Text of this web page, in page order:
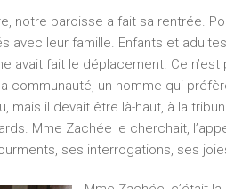
notre paroisse a fait sa rentrée.
avec leur famille. Enfants et
avait fait le déplacement. Ce n’est
communauté, un homme qui
mais il devait être là-haut, à la
Mme Zachée le cherchait,
ses interrogations, ses